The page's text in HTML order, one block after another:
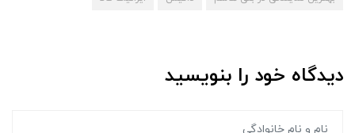
دیدگاه خود را بنویسید